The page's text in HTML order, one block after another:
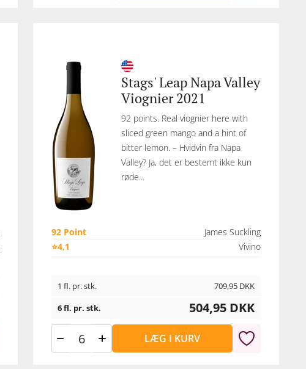
Stags' Leap Napa Valley
Viognier 2021
92 points. Real viognier here with
sliced green mango and a hint of
bitter lemon. – Hvidvin fra Napa
Valley? Ja, det er bestemt ikke kun
røde...
92 Point
James Suckling
⭐4,1
Vivino
1 fl. pr. stk. 709,95 DKK
6 fl. pr. stk.
504,95 DKK
LÆG I KURV